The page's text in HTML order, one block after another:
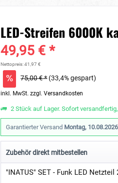
LED-Streifen 6000K
49,95 € *
Nettopreis: 41,97 €
75,00 € * (33,4% gespart)
inkl. MwSt.zzgl. Versandkosten
2 Stück auf Lager. Sofort
Garantierter Versand Montag, 10.08.2026
Zubehör direkt mitbestellen